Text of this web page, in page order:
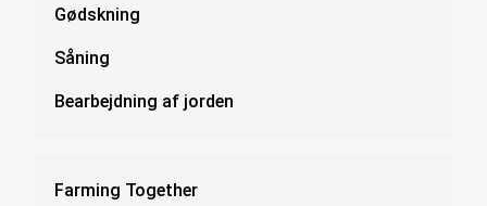
Gødskning
Såning
Bearbejdning af jorden
Farming Together